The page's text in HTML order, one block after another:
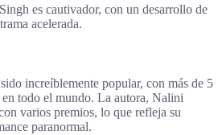
es cautivador, con un desarrollo de
acelerada.
increíblemente popular, con más de 5
todo el mundo. La autora, Nalini
varios premios, lo que refleja su
paranormal.